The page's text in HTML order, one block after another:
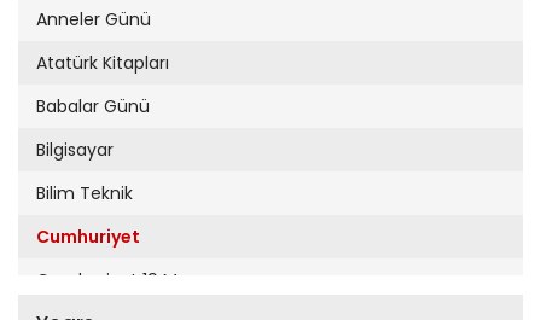
Anneler Günü
Atatürk Kitapları
Babalar Günü
Bilgisayar
Bilim Teknik
Cumhuriyet
Cumhuriyet 19 Mayıs